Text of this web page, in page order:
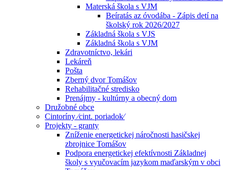
Materská škola s VJM
Beíratás az óvodába - Zápis detí na
školský rok 2026/2027
Základná škola s VJS
Základná škola s VJM
Zdravotníctvo, lekári
Lekáreň
Pošta
Zberný dvor Tomášov
Rehabilitačné stredisko
Prenájmy - kultúrny a obecný dom
Družobné obce
Cintoríny ⁄cint. poriadok⁄
Projekty - granty
Zníženie energetickej náročnosti hasičskej
zbrojnice Tomášov
Podpora energetickej efektívnosti Základnej
školy s vyučovacím jazykom maďarským v obci